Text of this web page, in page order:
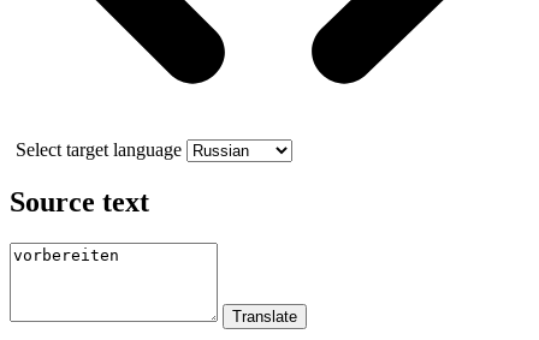
Select target language
Source text